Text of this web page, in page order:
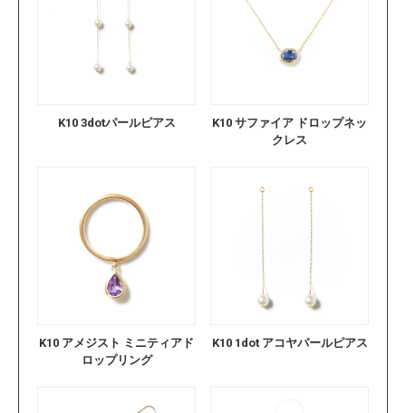
K10 3dotパールピアス
K10 サファイア ドロップネッ
クレス
K10 アメジスト ミニティアド
ロップリング
K10 1dot アコヤパールピアス